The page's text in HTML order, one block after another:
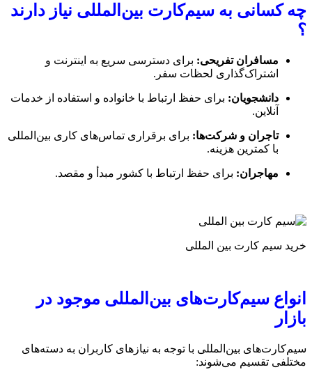
چه کسانی به سیم‌کارت بین‌المللی نیاز دارند
؟
مسافران تفریحی: برای دسترسی سریع به اینترنت و
اشتراک‌گذاری لحظات سفر.
دانشجویان: برای حفظ ارتباط با خانواده و استفاده از خدمات
آنلاین.
تاجران و شرکت‌ها: برای برقراری تماس‌های کاری بین‌المللی
با کمترین هزینه.
مهاجران: برای حفظ ارتباط با کشور مبدأ و مقصد.
خرید سیم کارت بین المللی
انواع سیم‌کارت‌های بین‌المللی موجود در
بازار
سیم‌کارت‌های بین‌المللی با توجه به نیازهای کاربران به دسته‌های
مختلفی تقسیم می‌شوند: